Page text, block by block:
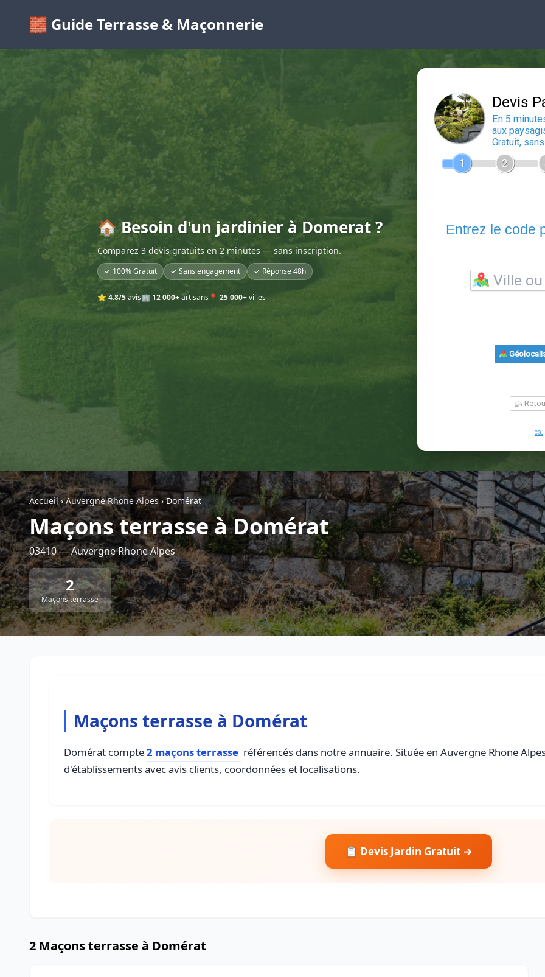
🧱 Guide Terrasse & Maçonnerie
🏠 Besoin d'un jardinier à Domerat ?
Comparez 3 devis gratuits en 2 minutes — sans inscription.
✓ 100% Gratuit ✓ Sans engagement ✓ Réponse 48h
⭐ 4.8/5avis🏢 12 000+artisans 📍 25 000+villes
Accueil›Auvergne Rhone Alpes ›Domérat
Maçons terrasse à Domérat
03410 — Auvergne Rhone Alpes
2
Maçons terrasse
Maçons terrasse à Domérat
Domérat compte2 maçons terrasse référencés dans notre annuaire. Située en Auvergne Rhone
d'établissements avec avis clients, coordonnées et localisations.
📋 Devis Jardin Gratuit →
2 Maçons terrasse à Domérat